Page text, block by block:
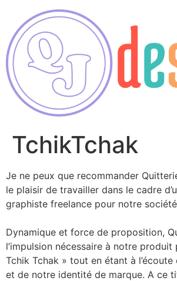
TchikTchak
Je ne peux que recommander
le plaisir de travailler dans le cadre
graphiste freelance pour notre
Dynamique et force de proposition,
l’impulsion nécessaire à notre produit
Tchik Tchak » tout en étant à
et de notre identité de marque. A ce